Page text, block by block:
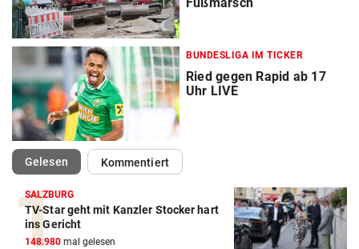
BUNDESLIGA IM TICKER
Ried gegen Rapid ab 17
Uhr LIVE
Gelesen(ausgewählt)Kommentiert
SALZBURG
TV-Star geht mit Kanzler Stocker hart
ins Gericht
148.980 mal gelesen